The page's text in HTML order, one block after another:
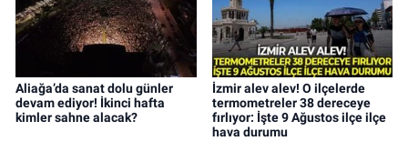
Aliağa’da sanat dolu günler
devam ediyor! İkinci hafta
kimler sahne alacak?
İzmir alev alev! O ilçelerde
termometreler 38 dereceye
fırlıyor: İşte 9 Ağustos ilçe ilçe
hava durumu